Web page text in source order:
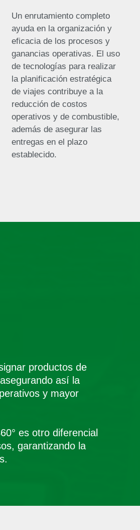
Un enrutamiento completo
ayuda en la organización y
eficacia de los procesos y
ganancias operativas. El uso
de tecnologías para realizar
la planificación estratégica
de viajes contribuye a la
reducción de costos
operativos y de combustible,
además de asegurar las
entregas en el plazo
establecido.
productos de
así la
y mayor
es otro diferencial
garantizando la